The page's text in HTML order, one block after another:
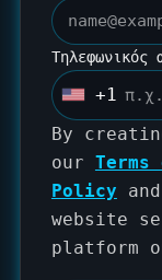
Τηλεφωνικός
U
i
t
e
d
+1
By
our
Policy and
website
platform